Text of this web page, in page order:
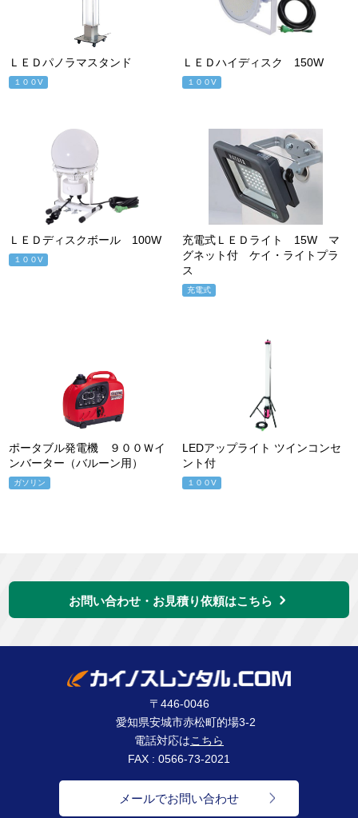
ＬＥＤパノラマスタンド
１００V
ＬＥＤハイディスク 150W
１００V
ＬＥＤディスクボール 100W
１００V
充電式ＬＥＤライト 15W マ
グネット付 ケイ・ライトプラ
ス
充電式
ポータブル発電機 ９００Ｗイ
ンバーター（バルーン用）
ガソリン
LEDアップライト ツインコンセ
ント付
１００V
お問い合わせ・お見積り依頼はこちら
〒446-0046
愛知県安城市赤松町的場3-2
電話対応はこちら
FAX : 0566-73-2021
メールでお問い合わせ